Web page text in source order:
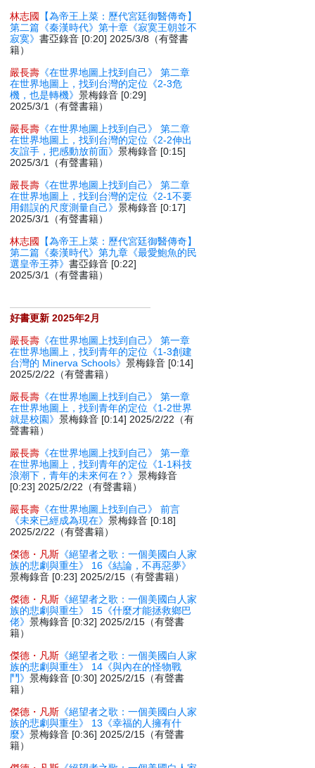
林志國
【為帝王上菜：歷代宮廷御醫傳奇】
第二篇《秦漢時代》第十章《寂寞王朝並不
寂寞》書亞錄音 [0:20] 2025/3/8（有聲書
籍）
嚴長壽 《在世界地圖上找到自己》 第二章
在世界地圖上，找到台灣的定位《2-3危
機，也是轉機》景梅錄音 [0:29]
2025/3/1（有聲書籍）
嚴長壽 《在世界地圖上找到自己》 第二章
在世界地圖上，找到台灣的定位《2-2伸出
友誼手，把感動放前面》景梅錄音 [0:15]
2025/3/1（有聲書籍）
嚴長壽 《在世界地圖上找到自己》 第二章
在世界地圖上，找到台灣的定位《2-1不要
用錯誤的尺度測量自己》景梅錄音 [0:17]
2025/3/1（有聲書籍）
林志國
【為帝王上菜：歷代宮廷御醫傳奇】
第二篇《秦漢時代》第九章《最愛鮑魚的民
選皇帝王莽》書亞錄音 [0:22]
2025/3/1（有聲書籍）
好書更新 2025年2月
嚴長壽 《在世界地圖上找到自己》 第一章
在世界地圖上，找到青年的定位《1-3創建
台灣的 Minerva Schools》景梅錄音 [0:14]
2025/2/22（有聲書籍）
嚴長壽 《在世界地圖上找到自己》 第一章
在世界地圖上，找到青年的定位《1-2世界
就是校園》景梅錄音 [0:14] 2025/2/22（有
聲書籍）
嚴長壽 《在世界地圖上找到自己》 第一章
在世界地圖上，找到青年的定位《1-1科技
浪潮下，青年的未來何在？》景梅錄音
[0:23] 2025/2/22（有聲書籍）
嚴長壽 《在世界地圖上找到自己》 前言
《未來已經成為現在》景梅錄音 [0:18]
2025/2/22（有聲書籍）
傑德・凡斯 《絕望者之歌：一個美國白人家
族的悲劇與重生》 16《結論，不再惡夢》
景梅錄音 [0:23] 2025/2/15（有聲書籍）
傑德・凡斯 《絕望者之歌：一個美國白人家
族的悲劇與重生》 15《什麼才能拯救鄉巴
佬》景梅錄音 [0:32] 2025/2/15（有聲書
籍）
傑德・凡斯 《絕望者之歌：一個美國白人家
族的悲劇與重生》 14《與內在的怪物戰
鬥》景梅錄音 [0:30] 2025/2/15（有聲書
籍）
傑德・凡斯 《絕望者之歌：一個美國白人家
族的悲劇與重生》 13《幸福的人擁有什
麼》景梅錄音 [0:36] 2025/2/15（有聲書
籍）